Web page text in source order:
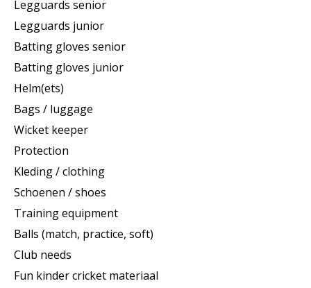
Legguards senior
Legguards junior
Batting gloves senior
Batting gloves junior
Helm(ets)
Bags / luggage
Wicket keeper
Protection
Kleding / clothing
Schoenen / shoes
Training equipment
Balls (match, practice, soft)
Club needs
Fun kinder cricket materiaal